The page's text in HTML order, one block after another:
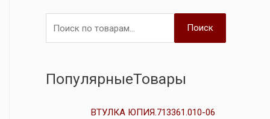
Поиск
ПопулярныеТовары
ВТУЛКА ЮПИЯ.713361.010-06